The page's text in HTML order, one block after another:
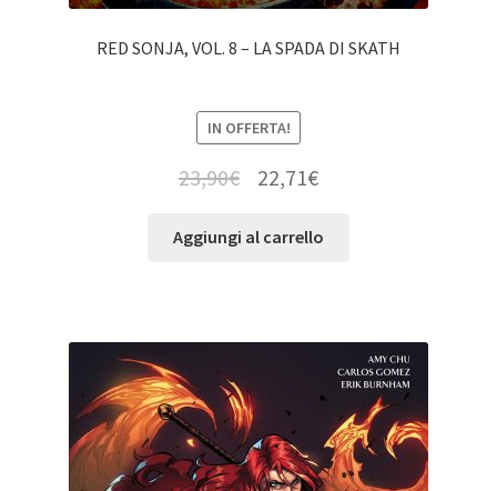
RED SONJA, VOL. 8 – LA SPADA DI SKATH
IN OFFERTA!
23,90€ 22,71€
Aggiungi al carrello